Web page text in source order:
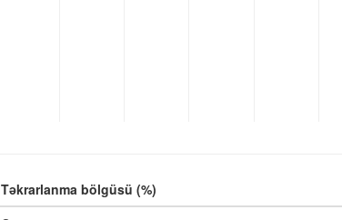
Təkrarlanma bölgüsü (%)